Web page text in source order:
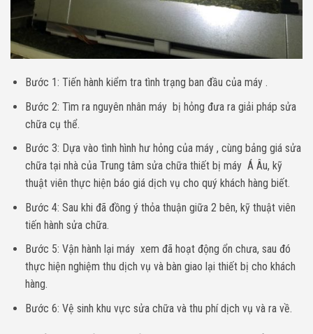
Bước 1: Tiến hành kiểm tra tình trạng ban đầu của máy .
Bước 2: Tìm ra nguyên nhân máy bị hỏng đưa ra giải pháp sửa
chữa cụ thể.
Bước 3: Dựa vào tình hình hư hỏng của máy , cùng bảng giá sửa
chữa tại nhà của Trung tâm sửa chữa thiết bị máy Á Âu, kỹ
thuật viên thực hiện báo giá dịch vụ cho quý khách hàng biết.
Bước 4: Sau khi đã đồng ý thỏa thuận giữa 2 bên, kỹ thuật viên
tiến hành sửa chữa.
Bước 5: Vận hành lại máy xem đã hoạt động ổn chưa, sau đó
thực hiện nghiệm thu dịch vụ và bàn giao lại thiết bị cho khách
hàng.
Bước 6: Vệ sinh khu vực sửa chữa và thu phí dịch vụ và ra về.